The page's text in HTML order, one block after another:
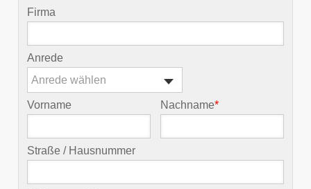
Firma
Anrede
Anrede wählen
Vorname Nachname*
Straße / Hausnummer